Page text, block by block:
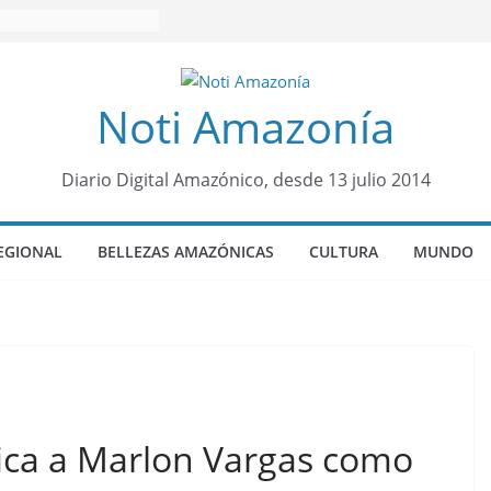
Noti Amazonía
Diario Digital Amazónico, desde 13 julio 2014
BELLEZAS AMAZÓNICAS CULTURA MUNDO
a Marlon Vargas como